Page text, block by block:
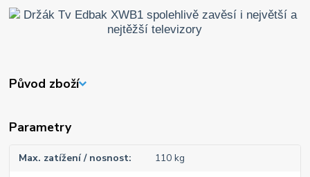
Původ zboží
Parametry
Max. zatížení / nosnost 110 kg